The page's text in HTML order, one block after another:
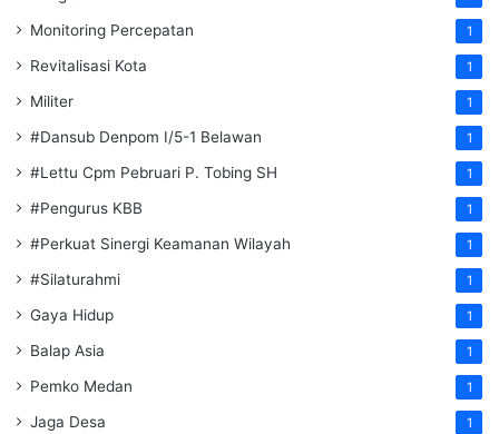
Monitoring Percepatan 1
Revitalisasi Kota 1
Militer 1
#Dansub Denpom I/5-1 Belawan 1
#Lettu Cpm Pebruari P. Tobing SH 1
#Pengurus KBB 1
#Perkuat Sinergi Keamanan Wilayah 1
#Silaturahmi 1
Gaya Hidup 1
Balap Asia 1
Pemko Medan 1
Jaga Desa 1